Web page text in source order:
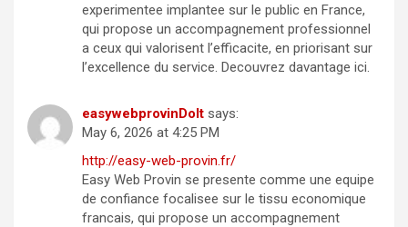
experimentee implantee sur le public en France,
qui propose un accompagnement professionnel
a ceux qui valorisent l’efficacite, en priorisant sur
l’excellence du service. Decouvrez davantage ici.
easywebprovinDoIt says:
May 6, 2026 at 4:25 PM
http://easy-web-provin.fr/
Easy Web Provin se presente comme une equipe
de confiance focalisee sur le tissu economique
francais, qui propose un accompagnement